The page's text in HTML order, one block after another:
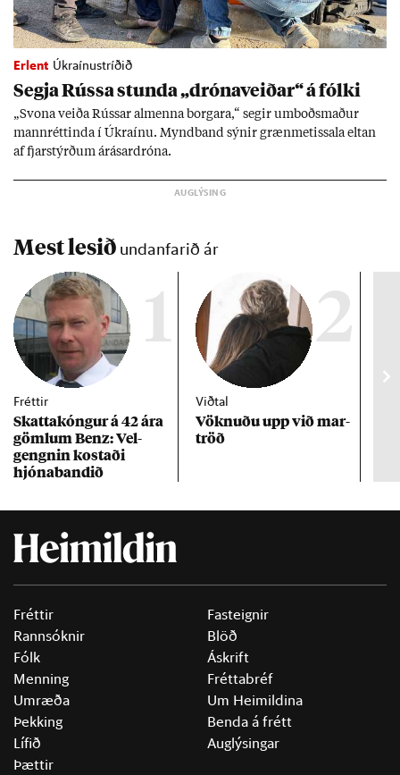
Erlent Úkraínustríðið
Segja Rússa stunda „dróna­veið­ar“ á fólki
„Svona veiða Rúss­ar al­menna borg­ara,“ seg­ir um­boðs­mað­ur
mann­rétt­inda í Úkraínu. Mynd­band sýn­ir græn­met­issala elt­an
af fjar­stýrð­um árás­ar­dróna.
Mest lesið undanfarið ár
1
Fréttir
Skattakóng­ur á 42 ára
göml­um Benz: Vel­
gengn­in kostaði
hjóna­band­ið
2
Viðtal
Vökn­uðu upp við mar­
tröð
Fréttir
Rannsóknir
Fólk
Menning
Umræða
Þekking
Lífið
Þættir
Fasteignir
Blöð
Áskrift
Fréttabréf
Um Heimildina
Benda á frétt
Auglýsingar